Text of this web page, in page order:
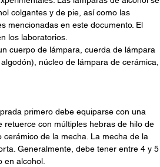
colgantes y de pie, así como las
mencionadas en este documento. El
los laboratorios.
cuerpo de lámpara, cuerda de lámpara
núcleo de lámpara de cerámica,
primero debe equiparse con una
retuerce con múltiples hebras de hilo de
de la mecha. La mecha de la
Generalmente, debe tener entre 4 y 5
en alcohol.